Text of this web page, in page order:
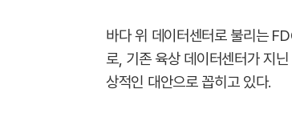
바다 위 데이터센터로 불리는
로, 기존 육상 데이터센터가 지
상적인 대안으로 꼽히고 있다.